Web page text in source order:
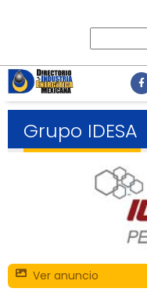
Grupo IDESA
Ver anuncio